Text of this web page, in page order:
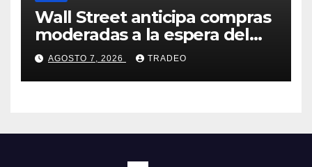
Wall Street anticipa compras
moderadas a la espera del
informe de empleo de EEUU
AGOSTO 7, 2026 TRADEO